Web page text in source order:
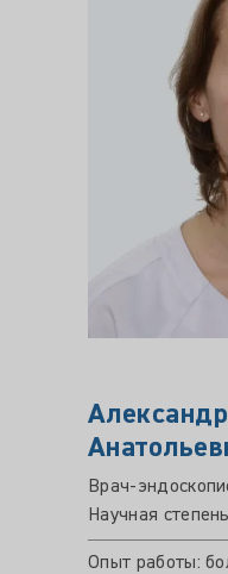
Врач-
Научная
Опыт работы: